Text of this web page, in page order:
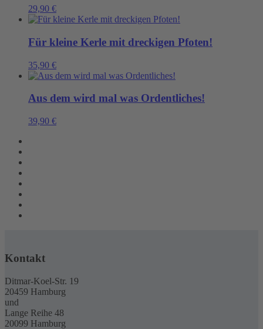
29,90 €
Für kleine Kerle mit dreckigen Pfoten!
35,90 €
Aus dem wird mal was Ordentliches!
39,90 €
Kontakt
Ditmar-Koel-Str. 19
20459 Hamburg
und
Lange Reihe 48
20099 Hamburg